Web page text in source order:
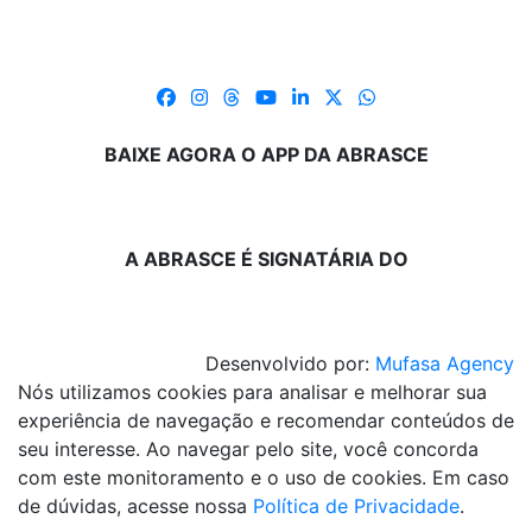
BAIXE AGORA O APP DA ABRASCE
A ABRASCE É SIGNATÁRIA DO
Desenvolvido por: Mufasa Agency
Nós utilizamos cookies para analisar e melhorar sua
experiência de navegação e recomendar conteúdos de
seu interesse. Ao navegar pelo site, você concorda
com este monitoramento e o uso de cookies. Em caso
de dúvidas, acesse nossa Política de Privacidade.